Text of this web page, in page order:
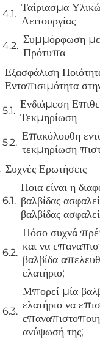
Ταίριασμα
Λειτουργίας
Συμμόρφωση με
Πρότυπα
Εξασφάλιση
Εντοπισιμότητα
Ενδιάμεση
Τεκμηρίωση
Επακόλουθη
τεκμηρίωση
Συχνές Ερωτήσεις
Ποια είναι η
βαλβίδας
βαλβίδας
Πόσο συχνά
και να
βαλβίδα
ελατήριο;
Μπορεί μία
ελατήριο να
ανύψωσή της;